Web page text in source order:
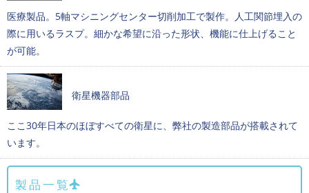
医療製品。5軸マシニングセンター切削加工で製作。人工関節埋入の
際に用いるラスプ。細かな希望に沿った形状、機能に仕上げること
が可能。
衛星機器部品
ここ30年日本のほぼすべての衛星に、弊社の製造部品が搭載されて
います。
製品一覧